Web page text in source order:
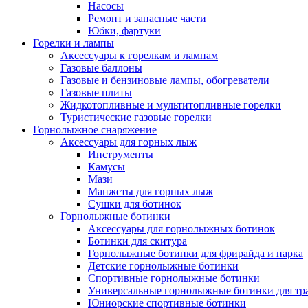
Насосы
Ремонт и запасные части
Юбки, фартуки
Горелки и лампы
Аксессуары к горелкам и лампам
Газовые баллоны
Газовые и бензиновые лампы, обогреватели
Газовые плиты
Жидкотопливные и мультитопливные горелки
Туристические газовые горелки
Горнолыжное снаряжение
Аксессуары для горных лыж
Инструменты
Камусы
Мази
Манжеты для горных лыж
Сушки для ботинок
Горнолыжные ботинки
Аксессуары для горнолыжных ботинок
Ботинки для скитура
Горнолыжные ботинки для фрирайда и парка
Детские горнолыжные ботинки
Спортивные горнолыжные ботинки
Универсальные горнолыжные ботинки для
Юниорские спортивные ботинки